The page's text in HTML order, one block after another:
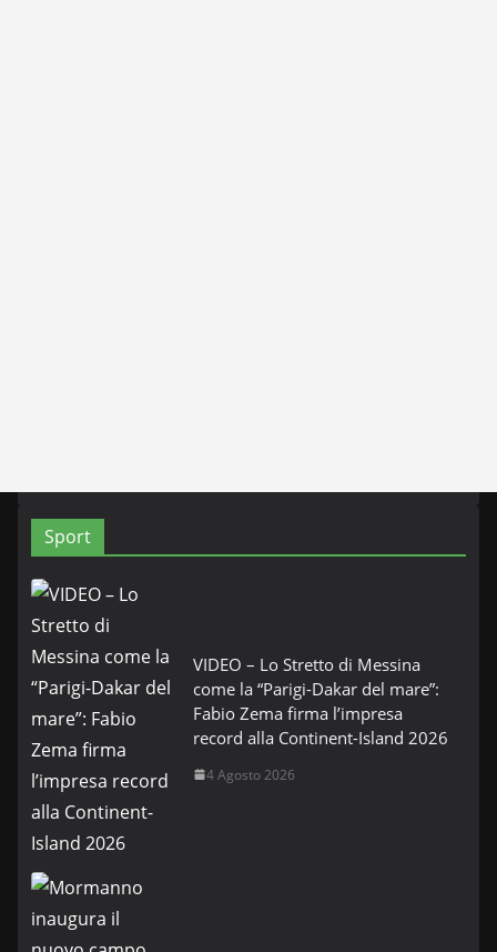
Sport
VIDEO – Lo Stretto di Messina
come la “Parigi-Dakar del mare”:
Fabio Zema firma l’impresa
record alla Continent-Island 2026
4 Agosto 2026